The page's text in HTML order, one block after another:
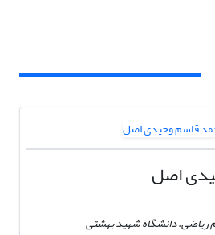
اصل
ریاضی، دانشگاه شهید بهشتی